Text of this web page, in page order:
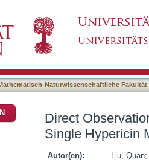
Naturwissenschaftliche Fakultät
Direct
Single Hypericin
Autor(en): Liu, Quan;